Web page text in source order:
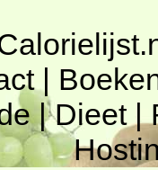
|
|Dieet|